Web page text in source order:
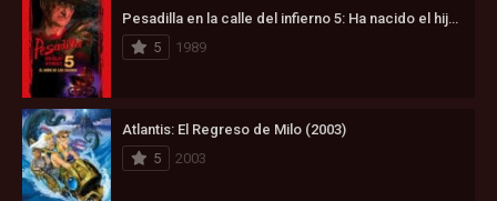
5
1989
Atlantis: El Regreso de Milo (2003)
5
2003